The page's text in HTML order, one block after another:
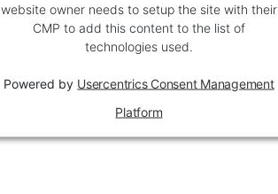
website owner needs to setup the site with their
CMP to add this content to the list of
technologies used.
Powered by Usercentrics Consent Management
Platform